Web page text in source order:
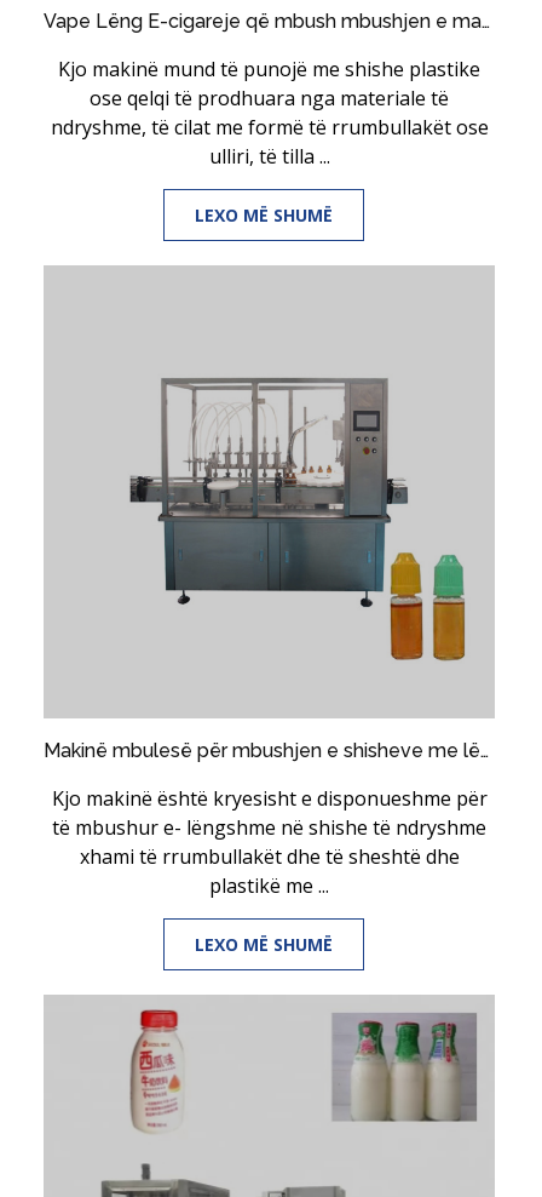
Vape Lëng E-cigareje që mbush mbushjen e makinës së ndaluar
Kjo makinë mund të punojë me shishe plastike
ose qelqi të prodhuara nga materiale të
ndryshme, të cilat me formë të rrumbullakët ose
ulliri, të tilla ...
LEXO MË SHUMË
Makinë mbulesë për mbushjen e shisheve me lëng Vape
Kjo makinë është kryesisht e disponueshme për
të mbushur e- lëngshme në shishe të ndryshme
xhami të rrumbullakët dhe të sheshtë dhe
plastikë me ...
LEXO MË SHUMË